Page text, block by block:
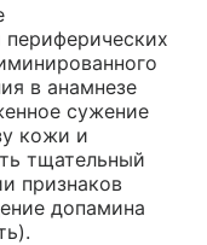
в анамнезе
сужение
кожи и
тщательный
признаков
допамина